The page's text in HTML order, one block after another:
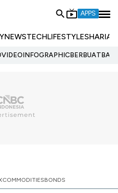
APPS
NEWSTECHLIFESTYLESHARIA
VIDEOINFOGRAPHIC
COMMODITIESBONDS